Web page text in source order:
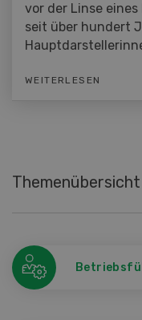
vor der Linse
seit über hundert
WEITERLESEN